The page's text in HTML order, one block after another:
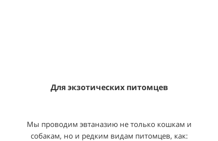
Для экзотических питомцев
Мы проводим эвтаназию не только кошкам и
собакам, но и редким видам питомцев, как: